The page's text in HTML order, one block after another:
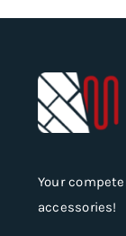
Your
accessories!